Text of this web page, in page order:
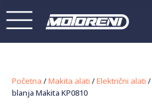
Početna /Makita alati /Električni alati /
blanja Makita KP0810